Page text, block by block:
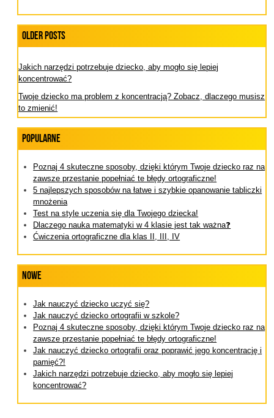
Older Posts
Jakich narzędzi potrzebuje dziecko, aby mogło się lepiej
koncentrować?
Twoje dziecko ma problem z koncentracją? Zobacz, dlaczego musisz
to zmienić!
Popularne
Poznaj 4 skuteczne sposoby, dzięki którym Twoje dziecko raz na
zawsze przestanie popełniać te błędy ortograficzne!
5 najlepszych sposobów na łatwe i szybkie opanowanie tabliczki
mnożenia
Test na style uczenia się dla Twojego dziecka!
Dlaczego nauka matematyki w 4 klasie jest tak ważna❓
Ćwiczenia ortograficzne dla klas II, III, IV
Nowe
Jak nauczyć dziecko uczyć się?
Jak nauczyć dziecko ortografii w szkole?
Poznaj 4 skuteczne sposoby, dzięki którym Twoje dziecko raz na
zawsze przestanie popełniać te błędy ortograficzne!
Jak nauczyć dziecko ortografii oraz poprawić jego koncentrację i
pamięć?!
Jakich narzędzi potrzebuje dziecko, aby mogło się lepiej
koncentrować?